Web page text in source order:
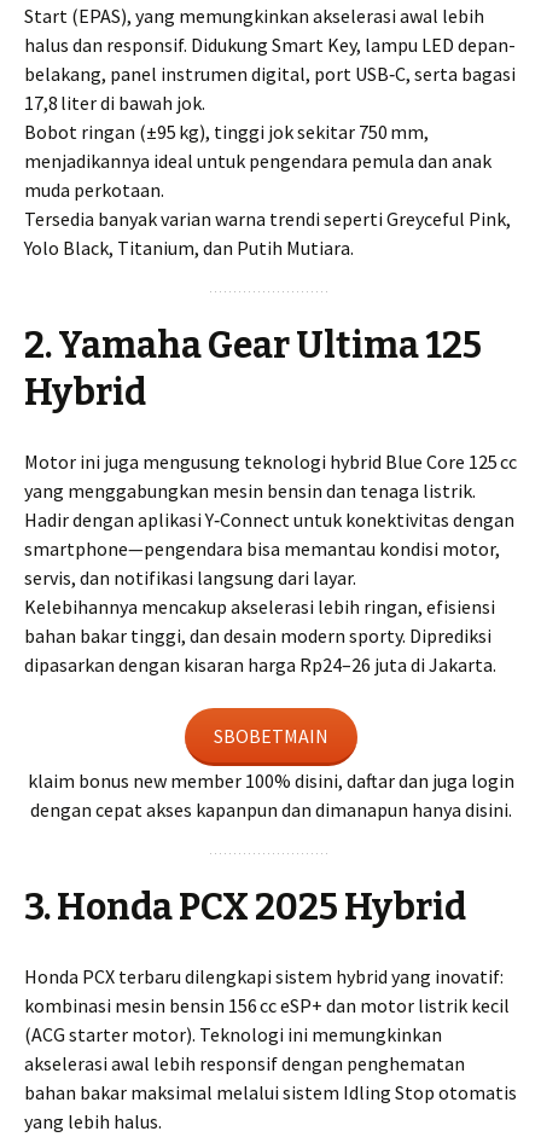
Start (EPAS), yang memungkinkan akselerasi awal lebih
halus dan responsif. Didukung Smart Key, lampu LED depan-
belakang, panel instrumen digital, port USB‑C, serta bagasi
17,8 liter di bawah jok.
Bobot ringan (±95 kg), tinggi jok sekitar 750 mm,
menjadikannya ideal untuk pengendara pemula dan anak
muda perkotaan.
Tersedia banyak varian warna trendi seperti Greyceful Pink,
Yolo Black, Titanium, dan Putih Mutiara.
2. Yamaha Gear Ultima 125
Hybrid
Motor ini juga mengusung teknologi hybrid Blue Core 125 cc
yang menggabungkan mesin bensin dan tenaga listrik.
Hadir dengan aplikasi Y‑Connect untuk konektivitas dengan
smartphone—pengendara bisa memantau kondisi motor,
servis, dan notifikasi langsung dari layar.
Kelebihannya mencakup akselerasi lebih ringan, efisiensi
bahan bakar tinggi, dan desain modern sporty. Diprediksi
dipasarkan dengan kisaran harga Rp24–26 juta di Jakarta.
SBOBETMAIN
klaim bonus new member 100% disini, daftar dan juga login
dengan cepat akses kapanpun dan dimanapun hanya disini.
3. Honda PCX 2025 Hybrid
Honda PCX terbaru dilengkapi sistem hybrid yang inovatif:
kombinasi mesin bensin 156 cc eSP+ dan motor listrik kecil
(ACG starter motor). Teknologi ini memungkinkan
akselerasi awal lebih responsif dengan penghematan
bahan bakar maksimal melalui sistem Idling Stop otomatis
yang lebih halus.